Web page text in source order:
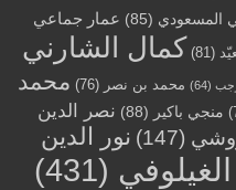
المسعودي (85)
عمار جماعي
(81)
كمال الشارني
(64) محمد بن نصر (76)
محمد
منجي باكير (88)
نصر الدين
(147)
نور الدين
(431)